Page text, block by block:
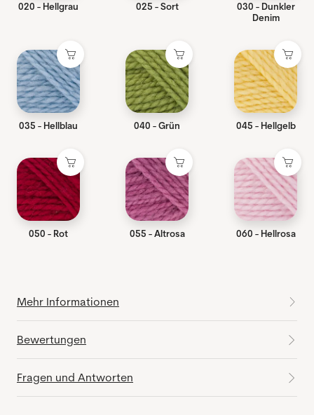
020 - Hellgrau 025 - Sort
030 - Dunkler
Denim
035 - Hellblau 040 - Grün 045 - Hellgelb
050 - Rot 055 - Altrosa 060 - Hellrosa
Mehr Informationen
Bewertungen
Fragen und Antworten